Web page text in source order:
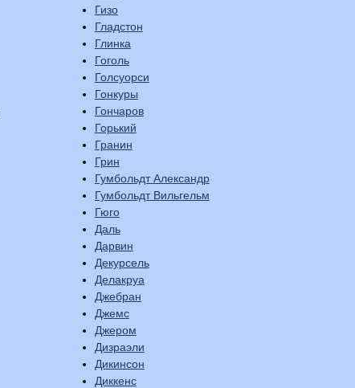
Гизо
Гладстон
Глинка
Гоголь
Голсуорси
Гонкуры
Гончаров
Горький
Гранин
Грин
Гумбольдт Александр
Гумбольдт Вильгельм
Гюго
Даль
Дарвин
Декурсель
Делакруа
Джебран
Джемс
Джером
Дизраэли
Дикинсон
Диккенс